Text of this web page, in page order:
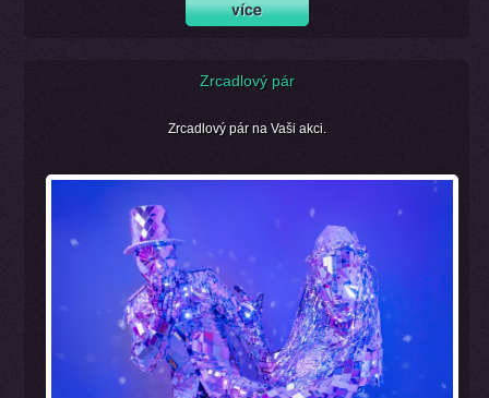
Zrcadlový pár
Zrcadlový pár na Vaši akci.